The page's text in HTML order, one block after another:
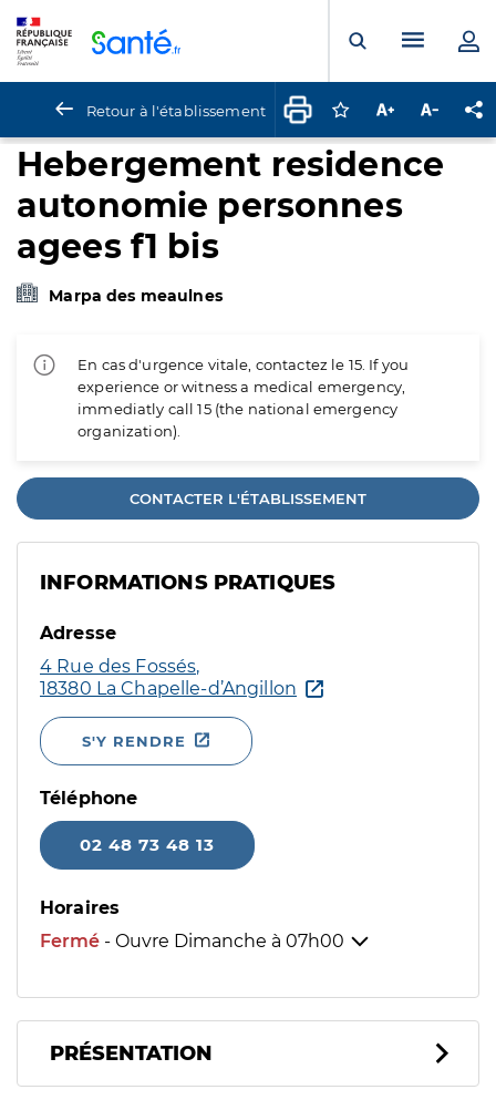
Ouvrir laMenu
Retour à l'établissement Connectez-vous
Augmenter la
Hebergement residence
autonomie personnes
agees f1 bis
Marpa des meaulnes
En cas d'urgence vitale, contactez le 15. If you
experience or witness a medical emergency,
immediatly call 15 (the national emergency
organization).
CONTACTER L'ÉTABLISSEMENT
INFORMATIONS PRATIQUES
Adresse
4 Rue des Fossés,
18380 La Chapelle-d’Angillon
S'Y RENDRE
Téléphone
02 48 73 48 13
Horaires
Fermé - Ouvre Dimanche à 07h00
PRÉSENTATION